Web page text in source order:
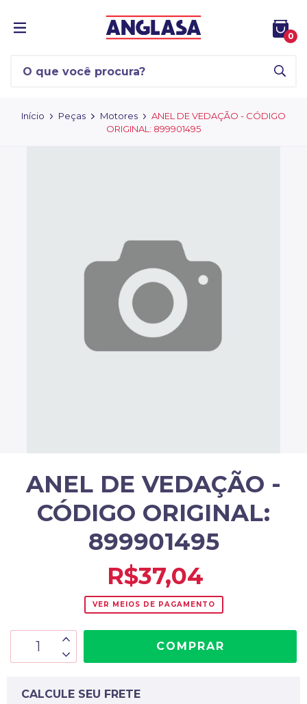
0
Início Peças Motores
ANEL DE VEDAÇÃO - CÓDIGO
ORIGINAL: 899901495
ANEL DE VEDAÇÃO -
CÓDIGO ORIGINAL:
899901495
R$37,04
VER MEIOS DE PAGAMENTO
CALCULE SEU FRETE